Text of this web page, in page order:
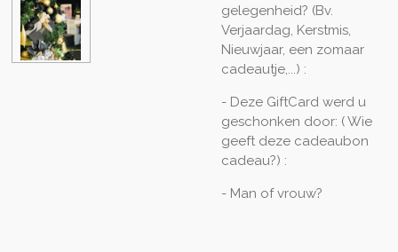
gelegenheid? (Bv.
Verjaardag, Kerstmis,
Nieuwjaar, een zomaar
cadeautje,...) :
- Deze GiftCard werd u
geschonken door: ( Wie
geeft deze cadeaubon
cadeau?) :
- Man of vrouw?